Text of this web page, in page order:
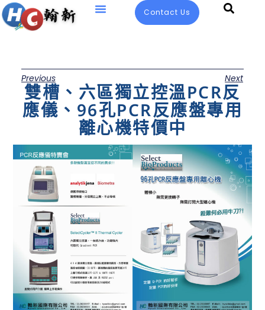
Contact Us
Previous Next
雙槽、六區獨立控溫PCR反
應儀、96孔PCR反應盤專用
離心機特價中